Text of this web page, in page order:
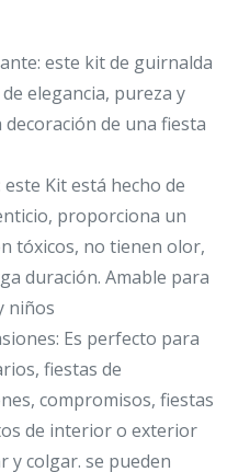
este kit de guirnalda
elegancia, pureza y
de una fiesta
Kit está hecho de
proporciona un
tóxicos, no tienen olor,
duración. Amable para
niños
Es perfecto para
fiestas de
compromisos, fiestas
de interior o exterior
y colgar. se pueden